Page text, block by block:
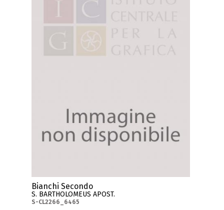
Bianchi Secondo
S. BARTHOLOMEUS APOST.
S-CL2266_6465